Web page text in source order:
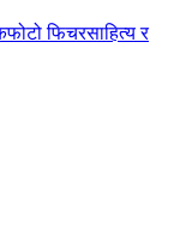
फोटो फिचरसाहित्य र